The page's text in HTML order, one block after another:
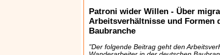
Patroni wider Willen - Über
Arbeitsverhältnisse und Formen
Baubranche
"Der folgende Beitrag geht den